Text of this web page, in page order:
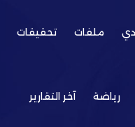
ملفات تحقيقات
رياضة آخر التقارير